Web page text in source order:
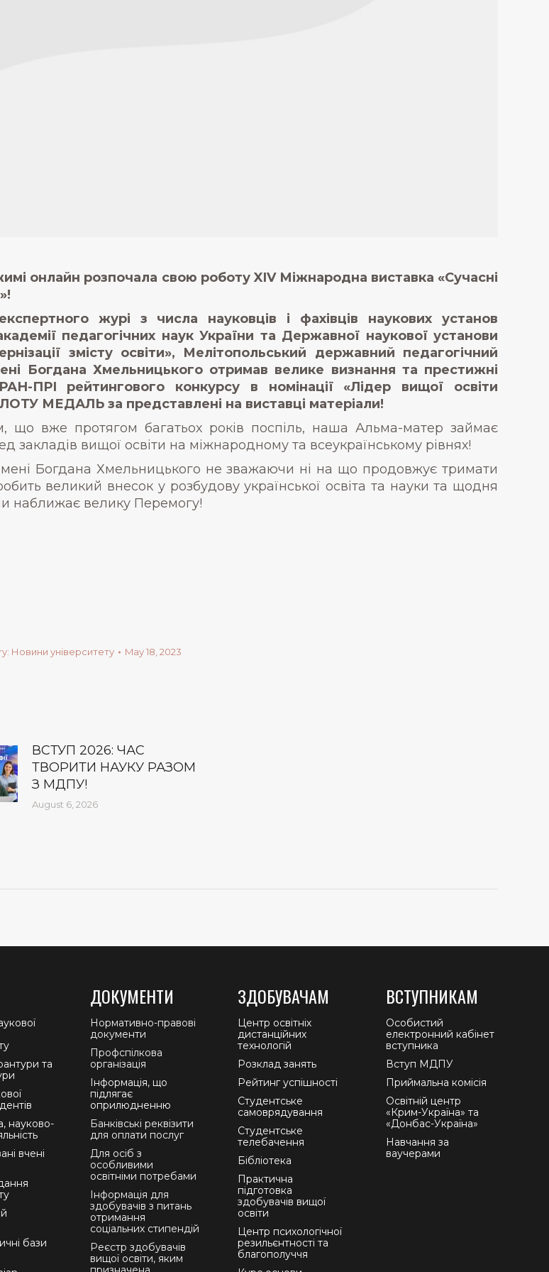
онлайн розпочала свою роботу XIV Міжнародна виставка «Сучасні
журі з числа науковців і фахівців наукових установ
педагогічних наук України та Державної наукової установи
змісту освіти», Мелітопольський державний педагогічний
Богдана Хмельницького отримав велике визнання та престижні
ПРІ рейтингового конкурсу в номінації «Лідер вищої освіти
МЕДАЛЬ за представлені на виставці матеріали!
що вже протягом багатьох років поспіль, наша Альма-матер займає
закладів вищої освіти на міжнародному та всеукраїнському рівнях!
Богдана Хмельницького не зважаючи ні на що продовжує тримати
великий внесок у розбудову української освіта та науки та щодня
наближає велику Перемогу!
Новини університету May 18, 2023
ВСТУП 2026: ЧАС
ТВОРИТИ НАУКУ РАЗОМ
З МДПУ!
August 6, 2026
та
науково-
вчені
бази
ДОКУМЕНТИ
Нормативно-правові
документи
Профспілкова
організація
Інформація, що
підлягає
оприлюдненню
Банківські реквізити
для оплати послуг
Для осіб з
особливими
освітніми потребами
Інформація для
здобувачів з питань
отримання
соціальних стипендій
Реєстр здобувачів
вищої освіти, яким
ЗДОБУВАЧАМ
Центр освітніх
дистанційних
технологій
Розклад занять
Рейтинг успішності
Студентське
самоврядування
Студентське
телебачення
Бібліотека
Практична
підготовка
здобувачів вищої
освіти
Центр психологічної
резильєнтності та
благополуччя
ВСТУПНИКАМ
Особистий
електронний кабінет
вступника
Вступ МДПУ
Приймальна комісія
Освітній центр
«Крим-Україна» та
«Донбас-Україна»
Навчання за
ваучерами